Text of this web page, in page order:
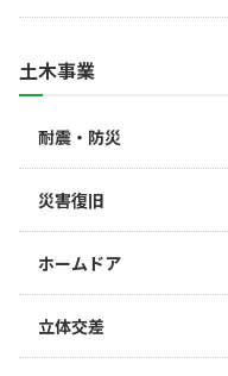
土木事業
耐震・防災
災害復旧
ホームドア
立体交差